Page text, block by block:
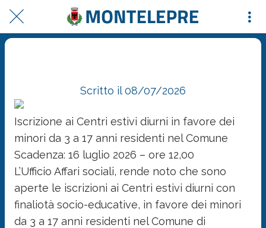
Scritto il 08/07/2026
Iscrizione ai Centri estivi diurni in favore dei
minori da 3 a 17 anni residenti nel Comune
Scadenza: 16 luglio 2026 – ore 12,00
L’Ufficio Affari sociali, rende noto che sono
aperte le iscrizioni ai Centri estivi diurni con
finaliotà socio-educative, in favore dei minori
da 3 a 17 anni residenti nel Comune di